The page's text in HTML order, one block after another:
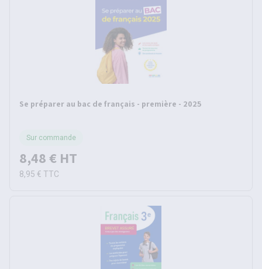
Se préparer au bac de français - première - 2025
Sur commande
8,48 € HT
8,95 € TTC